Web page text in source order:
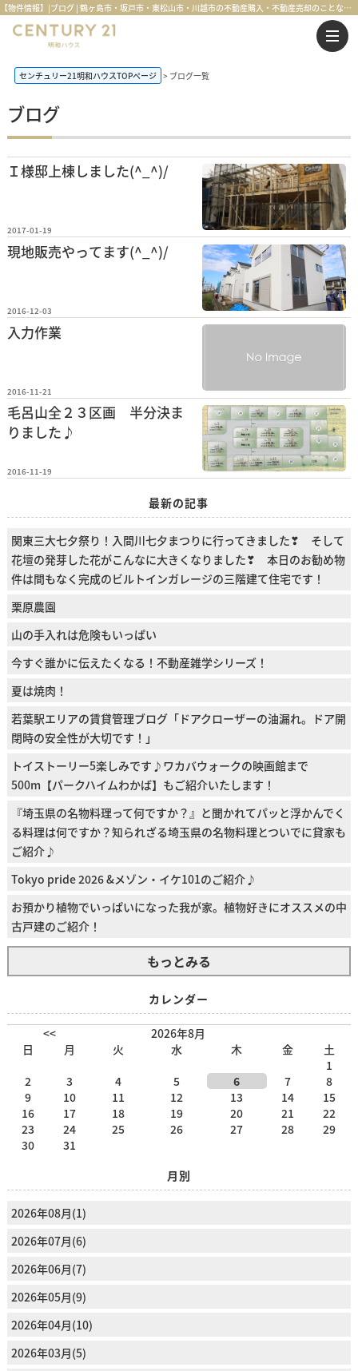
【物件情報】|ブログ | 鶴ヶ島市・坂戸市・東松山市・川越市の不動産購入・不動産売却のことならセンチュリー21明和ハウス
センチュリー21明和ハウスTOPページ ブログ一覧
ブログ
Ｉ様邸上棟しました(^_^)/
2017-01-19
現地販売やってます(^_^)/
2016-12-03
入力作業
2016-11-21
毛呂山全２３区画 半分決ま
りました♪
2016-11-19
最新の記事
関東三大七夕祭り！入間川七夕まつりに行ってきました❣ そして
花壇の発芽した花がこんなに大きくなりました❣ 本日のお勧め物
件は間もなく完成のビルトインガレージの三階建て住宅です！
栗原農園
山の手入れは危険もいっぱい
今すぐ誰かに伝えたくなる！不動産雑学シリーズ！
夏は焼肉！
若葉駅エリアの賃貸管理ブログ「ドアクローザーの油漏れ。ドア開
閉時の安全性が大切です！」
トイストーリー5楽しみです♪ワカバウォークの映画館まで
500m【パークハイムわかば】もご紹介いたします！
『埼玉県の名物料理って何ですか？』と聞かれてパッと浮かんでく
る料理は何ですか？知られざる埼玉県の名物料理とついでに貸家も
ご紹介♪
Tokyo pride 2026 &メゾン・イケ101のご紹介♪
お預かり植物でいっぱいになった我が家。植物好きにオススメの中
古戸建のご紹介！
もっとみる
カレンダー
<<
2026年8月
日
月 火 水 木 金
土
1
2
3 4 5 6 7
8
9
10 11 12 13 14
15
16
17 18 19 20 21
22
23
24 25 26 27 28
29
30
31
月別
2026年08月(1)
2026年07月(6)
2026年06月(7)
2026年05月(9)
2026年04月(10)
2026年03月(5)